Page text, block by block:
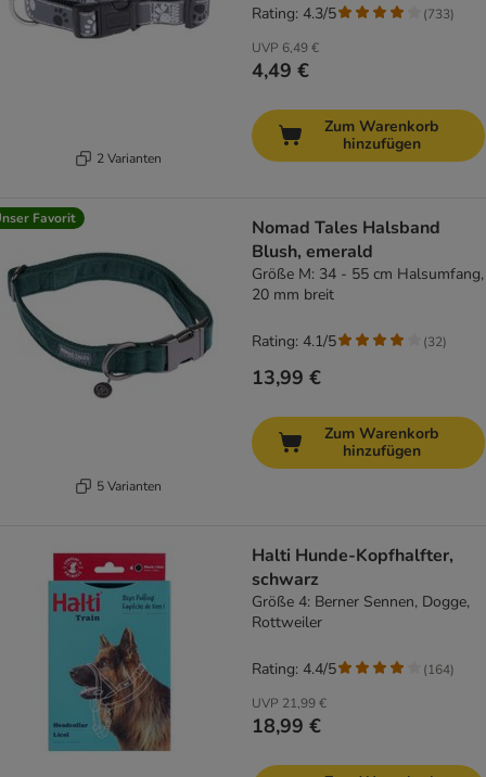
2 Varianten
UVP 6,49 €
4,49 €
Rating: 4.3/5 (733)
Zum Warenkorb
hinzufügen
Favorit
5 Varianten
Nomad Tales Halsband
Blush, emerald
Größe M: 34 - 55 cm Halsumfang,
20 mm breit
13,99 €
Rating: 4.1/5 (32)
Zum Warenkorb
hinzufügen
Halti Hunde-Kopfhalfter,
schwarz
Größe 4: Berner Sennen, Dogge,
Rottweiler
UVP 21,99 €
18,99 €
Rating: 4.4/5 (164)